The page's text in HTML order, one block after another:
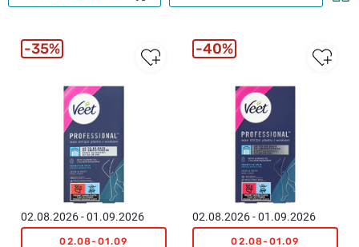
02.08.2026 - 01.09.2026
02.08-01.09
35%
02.08.2026 - 01.09.2026
02.08-01.09
40%